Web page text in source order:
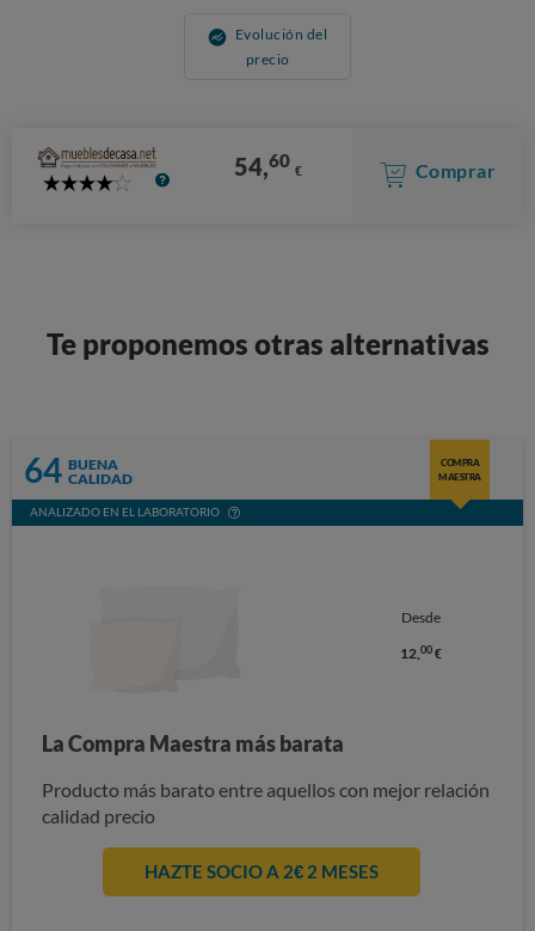
Evolución del
precio
4
54,60 € Comprar
Te proponemos otras alternativas
64 BUENA
CALIDAD
COMPRA
MAESTRA
ANALIZADO EN EL LABORATORIO
Desde
12,00€
La Compra Maestra más barata
Producto más barato entre aquellos con mejor relación
calidad precio
HAZTE SOCIO A 2€ 2 MESES